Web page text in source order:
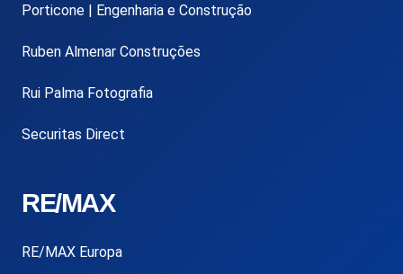
Porticone | Engenharia e Construção
Ruben Almenar Construções
Rui Palma Fotografia
Securitas Direct
RE/MAX
RE/MAX Europa